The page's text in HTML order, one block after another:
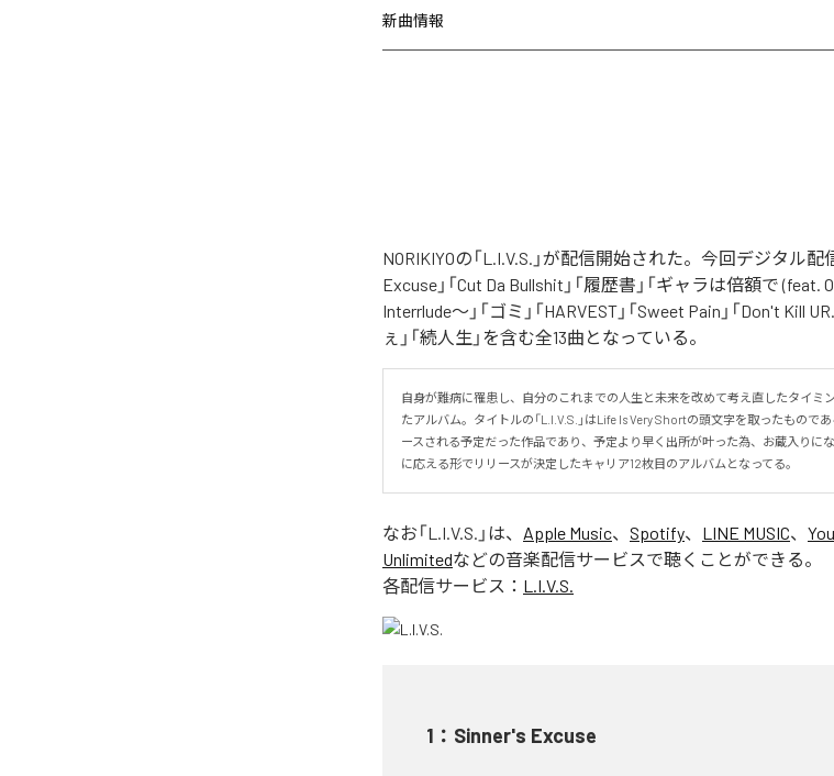
新曲情報
NORIKIYOの「L.I.V.S.」が配信開始された。今回デジタル
Excuse」「Cut Da Bullshit」「履歴書」「ギャラは倍額で (feat.
Interrlude～」「ゴミ」「HARVEST」「Sweet Pain」「Don't Kill
ぇ」「続人生」を含む全13曲となっている。
自身が難病に罹患し、自分のこれまでの人生と未来を改めて考え直したタイミ
たアルバム。タイトルの「L.I.V.S.」はLife Is Very Shortの頭文字を取ったもので
ースされる予定だった作品であり、予定より早く出所が叶った為、お蔵入りに
に応える形でリリースが決定したキャリア12枚目のアルバムとなってる。
なお「L.I.V.S. 」は、 Apple Music、 Spotify、 LINE MUSIC、
Unlimitedなどの音楽配信サービスで聴くことができる。
各配信サービス： L.I.V.S.
1 ： Sinner's Excuse